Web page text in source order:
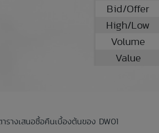
Bid/Offer
High/Low
Volume
Value
รางเสนอซื้อคืนเบื้องต้นของ DW01